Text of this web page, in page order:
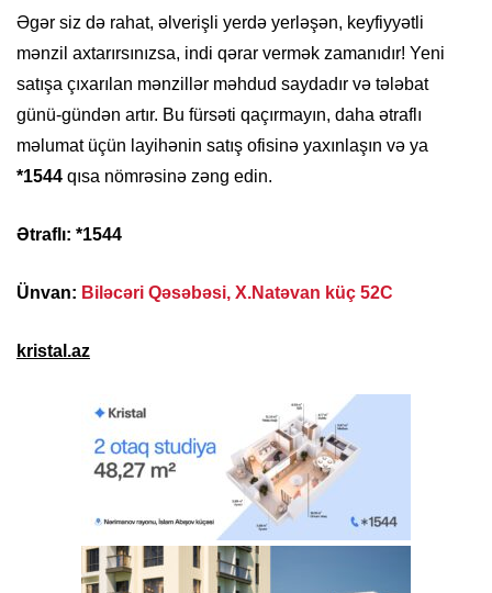
Əgər siz də rahat, əlverişli yerdə yerləşən, keyfiyyətli
mənzil axtarırsınızsa, indi qərar vermək zamanıdır! Yeni
satışa çıxarılan mənzillər məhdud saydadır və tələbat
günü-gündən artır. Bu fürsəti qaçırmayın, daha ətraflı
məlumat üçün layihənin satış ofisinə yaxınlaşın və ya
*1544 qısa nömrəsinə zəng edin.
Ətraflı: *1544
Ünvan: Biləcəri Qəsəbəsi, X.Natəvan küç 52C
kristal.az